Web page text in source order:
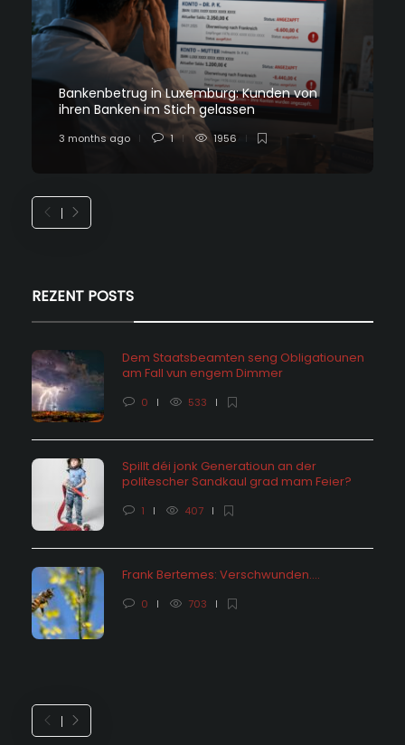
Bankenbetrug in Luxemburg: Kunden von
ihren Banken im Stich gelassen
3 months ago 1 1956
REZENT POSTS
Dem Staatsbeamten seng Obligatiounen
am Fall vun engem Dimmer
0 533
Spillt déi jonk Generatioun an der
politescher Sandkaul grad mam Feier?
1 407
Frank Bertemes: Verschwunden….
0 703